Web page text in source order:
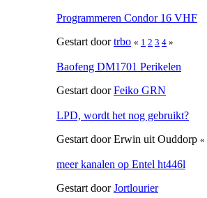
Programmeren Condor 16 VHF
Gestart doortrbo « 1 2 3 4 »
Baofeng DM1701 Perikelen
Gestart doorFeiko GRN
LPD, wordt het nog gebruikt?
Gestart door Erwin uit Ouddorp «
meer kanalen op Entel ht446l
Gestart doorJortlourier